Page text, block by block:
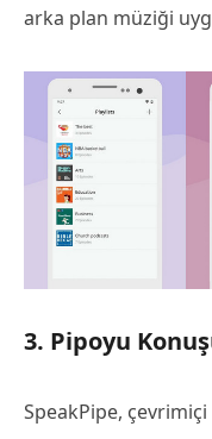
arka plan müziği
3. Pipoyu
SpeakPipe,